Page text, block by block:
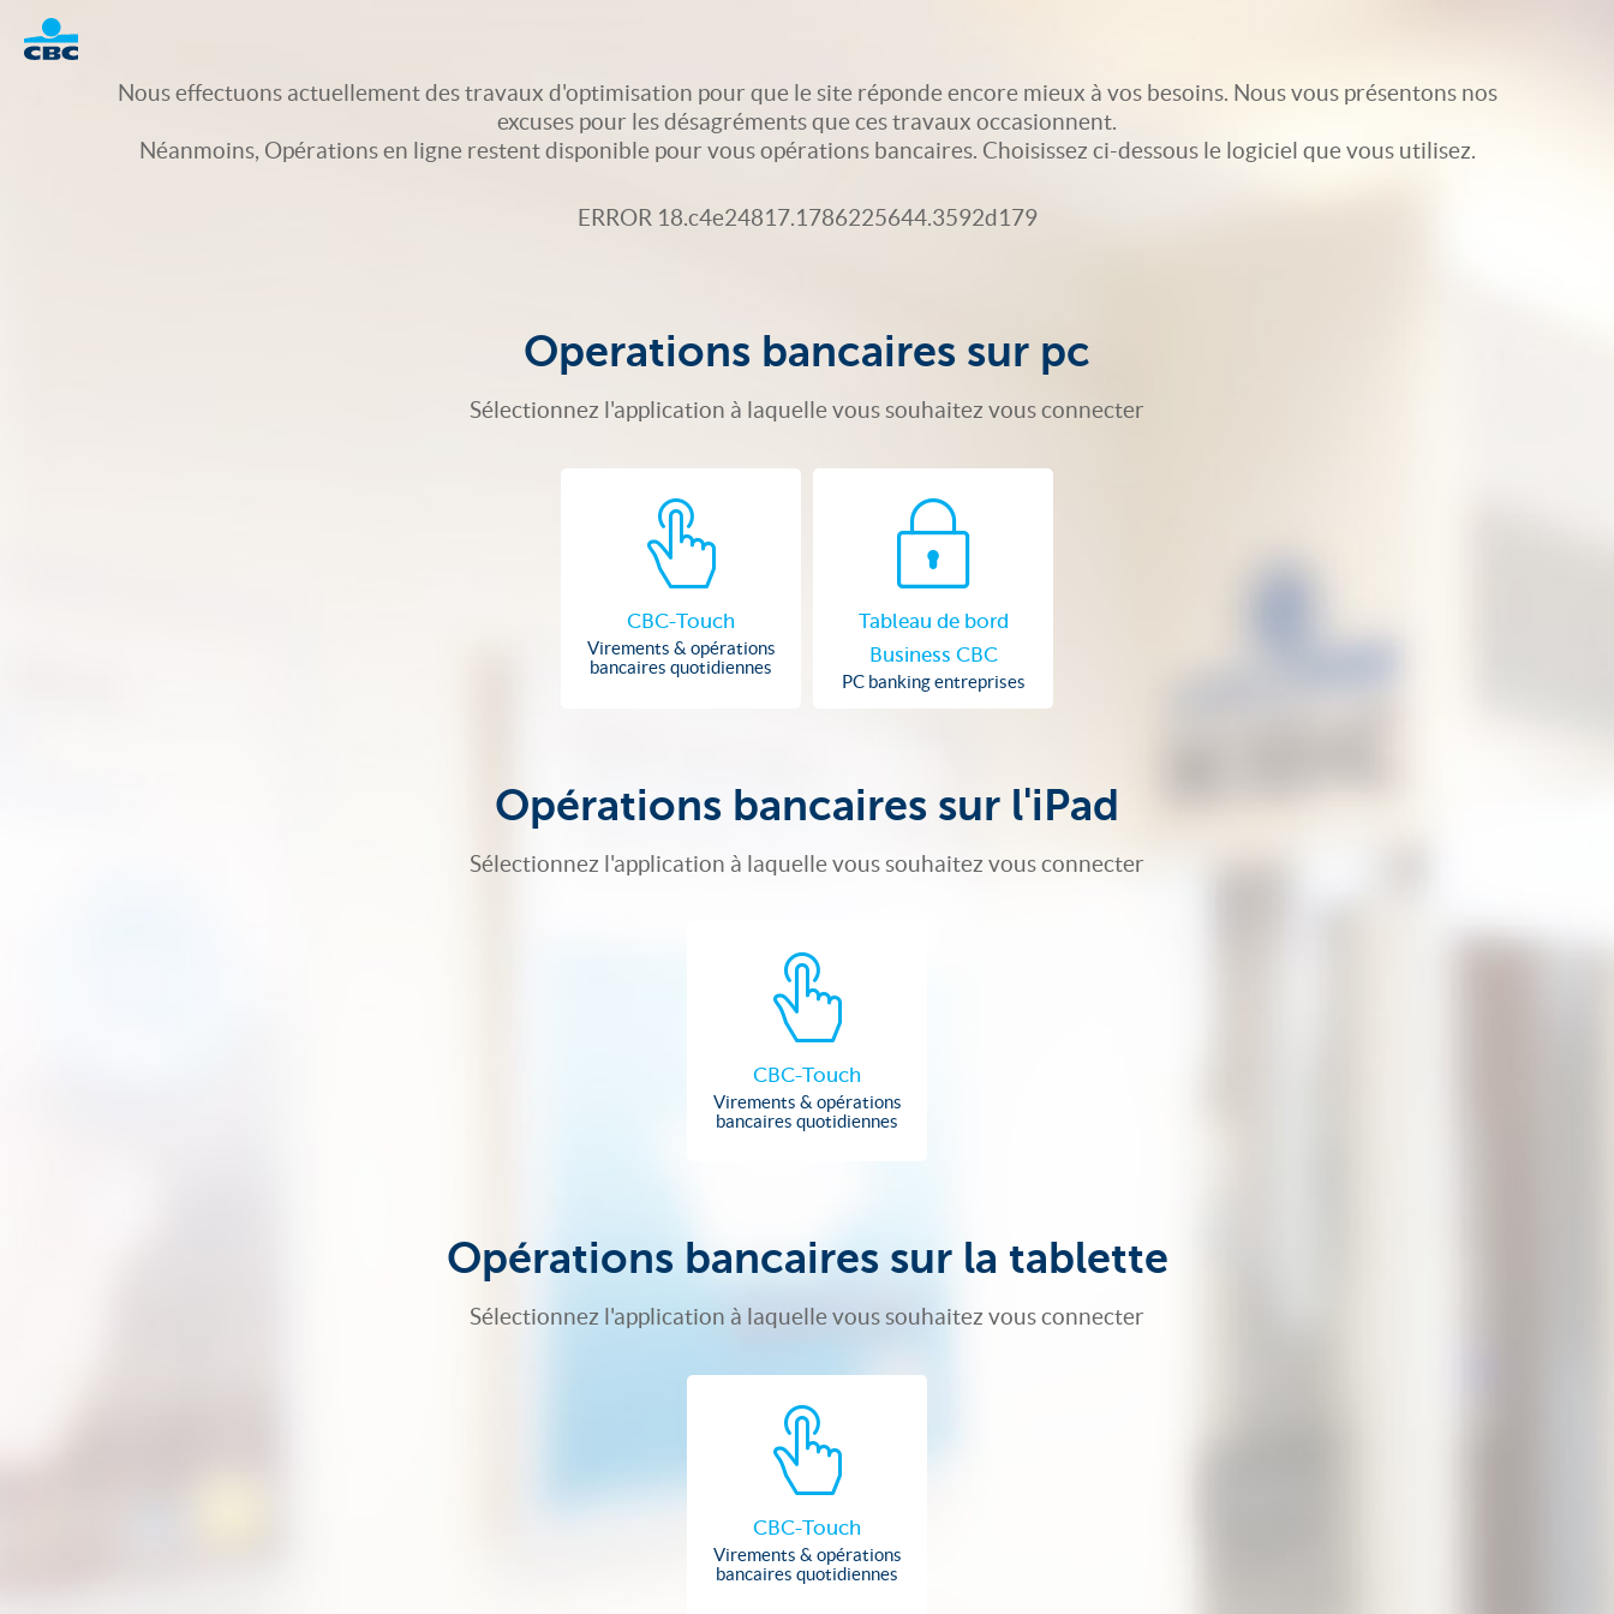
Nous effectuons actuellement des travaux d'optimisation pour que le site réponde encore mieux à vos besoins. Nous vous présentons nos
excuses pour les désagréments que ces travaux occasionnent.
Néanmoins, Opérations en ligne restent disponible pour vous opérations bancaires. Choisissez ci-dessous le logiciel que vous utilisez.
ERROR 18.c4e24817.1786225644.3592d179
Operations bancaires sur pc
Sélectionnez l'application à laquelle vous souhaitez vous connecter
CBC-Touch
Virements & opérations
bancaires quotidiennes
Tableau de bord
Business CBC
PC banking entreprises
Opérations bancaires sur l'iPad
Sélectionnez l'application à laquelle vous souhaitez vous connecter
CBC-Touch
Virements & opérations
bancaires quotidiennes
Opérations bancaires sur la tablette
Sélectionnez l'application à laquelle vous souhaitez vous connecter
CBC-Touch
Virements & opérations
bancaires quotidiennes